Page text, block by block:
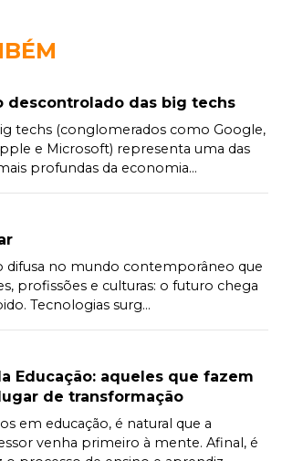
descontrolado das big techs
techs (conglomerados como Google,
e Microsoft) representa uma das
profundas da economia...
difusa no mundo contemporâneo que
profissões e culturas: o futuro chega
Tecnologias surg...
Educação: aqueles que fazem
de transformação
em educação, é natural que a
venha primeiro à mente. Afinal, é